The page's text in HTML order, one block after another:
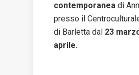
contemporanea di
presso il
di Barletta dal 23
aprile.